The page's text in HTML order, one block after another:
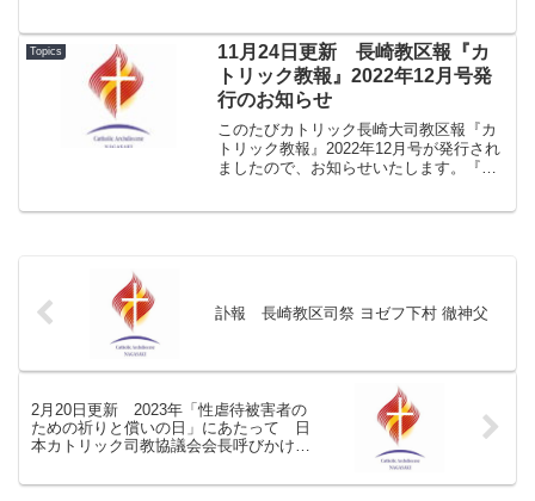
ージが更新されましたので、お知らせい
たします。 ■ 新...
Topics
11月24日更新 長崎教区報『カ
トリック教報』2022年12月号発
行のお知らせ
このたびカトリック長崎大司教区報『カ
トリック教報』2022年12月号が発行され
ましたので、お知らせいたします。『カ
訃報 長崎教区司祭 ヨゼフ下村 徹神父
2月20日更新 2023年「性虐待被害者の
ための祈りと償いの日」にあたって 日
本カトリック司教協議会会長呼びかけ